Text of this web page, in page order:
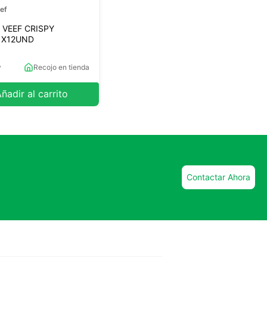
CRISPY
Recojo en tienda
al carrito
Contactar Ahora